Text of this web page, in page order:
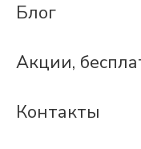
Блог
Акции,
Контакты